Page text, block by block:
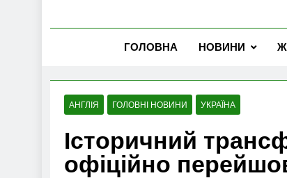
ГОЛОВНА НОВИНИ
АНГЛІЯ ГОЛОВНІ НОВИНИ УКРАЇНА
Історичний
офіційно